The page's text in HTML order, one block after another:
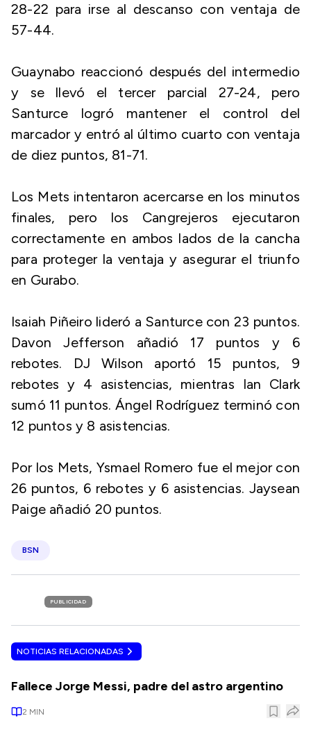
28-22 para irse al descanso con ventaja de
57-44.
Guaynabo reaccionó después del intermedio
y se llevó el tercer parcial 27-24, pero
Santurce logró mantener el control del
marcador y entró al último cuarto con ventaja
de diez puntos, 81-71.
Los Mets intentaron acercarse en los minutos
finales, pero los Cangrejeros ejecutaron
correctamente en ambos lados de la cancha
para proteger la ventaja y asegurar el triunfo
en Gurabo.
Isaiah Piñeiro lideró a Santurce con 23 puntos.
Davon Jefferson añadió 17 puntos y 6
rebotes. DJ Wilson aportó 15 puntos, 9
rebotes y 4 asistencias, mientras Ian Clark
sumó 11 puntos. Ángel Rodríguez terminó con
12 puntos y 8 asistencias.
Por los Mets, Ysmael Romero fue el mejor con
26 puntos, 6 rebotes y 6 asistencias. Jaysean
Paige añadió 20 puntos.
BSN
PUBLICIDAD
NOTICIAS RELACIONADAS
Fallece Jorge Messi, padre del astro argentino
2 MIN